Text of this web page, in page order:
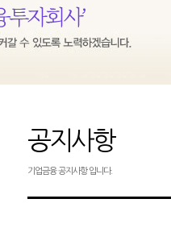
공지사항
기업금융 공지사항 입니다.